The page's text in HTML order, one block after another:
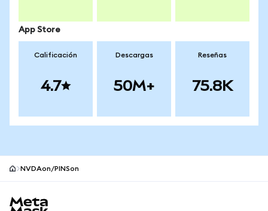
App Store
Calificación
4.7
Descargas
50M+
Reseñas
75.8K
NVDAon/PINSon